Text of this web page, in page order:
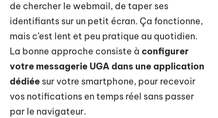
de chercher le webmail, de taper ses
identifiants sur un petit écran. Ça fonctionne,
mais c’est lent et peu pratique au quotidien.
La bonne approche consiste à configurer
votre messagerie UGA dans une application
dédiée sur votre smartphone, pour recevoir
vos notifications en temps réel sans passer
par le navigateur.